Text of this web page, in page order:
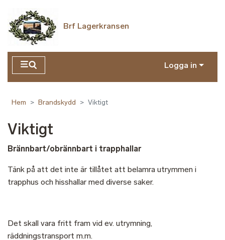
Brf Lagerkransen
Logga in
Hem Brandskydd Viktigt
Viktigt
Brännbart/obrännbart i trapphallar
Tänk på att det inte är tillåtet att belamra utrymmen i
trapphus och hisshallar med diverse saker.
Det skall vara fritt fram vid ev. utrymning,
räddningstransport m.m.